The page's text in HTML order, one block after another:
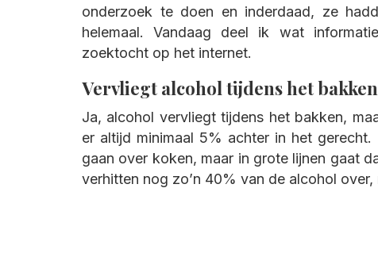
onderzoek te doen en inderdaad, ze
helemaal. Vandaag deel ik wat
zoektocht op het internet.
Vervliegt alcohol tijdens het
Ja, alcohol vervliegt tijdens het bakken,
er altijd minimaal 5% achter in het
gaan over koken, maar in grote lijnen gaat
verhitten nog zo’n 40% van de alcohol over,